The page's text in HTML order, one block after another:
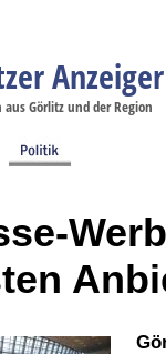
Anzeiger
Görlitz und der Region